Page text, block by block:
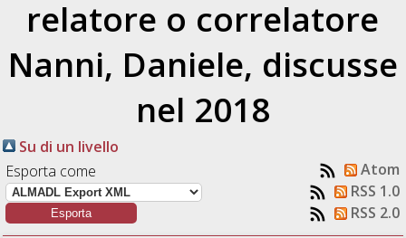
relatore o correlatore
Nanni, Daniele, discusse
nel 2018
Su di un livello
Esporta come
Atom
RSS 1.0
RSS 2.0